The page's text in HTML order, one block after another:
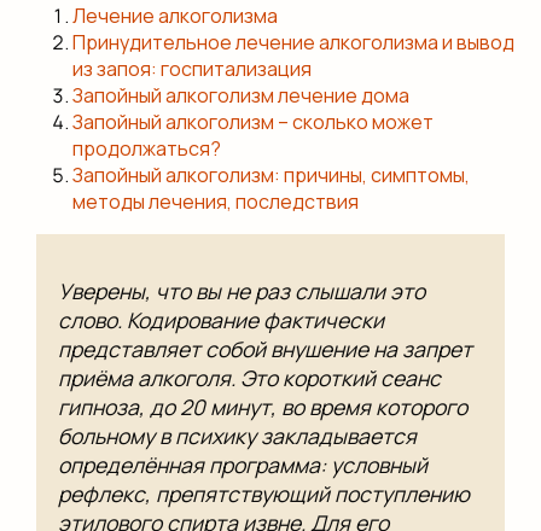
Лечение алкоголизма
Принудительное лечение алкоголизма и вывод
из запоя: госпитализация
Запойный алкоголизм лечение дома
Запойный алкоголизм – сколько может
продолжаться?
Запойный алкоголизм: причины, симптомы,
методы лечения, последствия
Уверены, что вы не раз слышали это
слово. Кодирование фактически
представляет собой внушение на запрет
приёма алкоголя. Это короткий сеанс
гипноза, до 20 минут, во время которого
больному в психику закладывается
определённая программа: условный
рефлекс, препятствующий поступлению
этилового спирта извне. Для его